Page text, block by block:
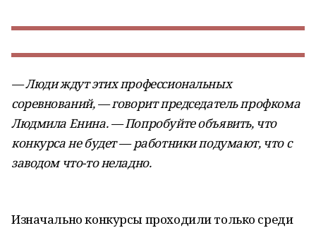
— Люди ждут этих профессиональных
соревнований, — говорит председатель профкома
Людмила Енина. — Попробуйте объявить, что
конкурса не будет — работники подумают, что с
заводом что-то неладно.
Изначально конкурсы проходили только среди